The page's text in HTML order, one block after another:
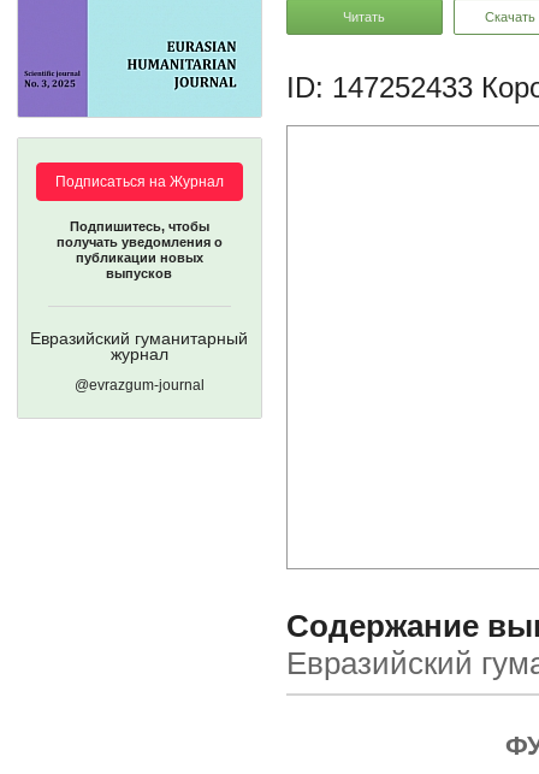
Подписаться на Журнал
Подпишитесь, чтобы
получать уведомления о
публикации новых
выпусков
Евразийский гуманитарный
журнал
@evrazgum-journal
Читать Скачать
ID: 147252433
Содержание
Евразийский